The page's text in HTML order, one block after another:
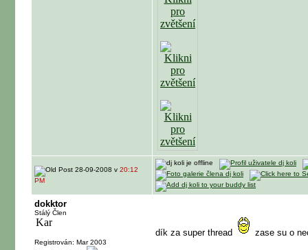
28-09-2008 v 20:12
PM
dokktor
Stálý Člen
Registrován: Mar 2003
dík za super thread zase su o